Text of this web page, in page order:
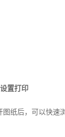
设置打印
图纸后，可以快速